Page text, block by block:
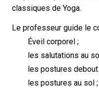
classiques de Yoga.
Le professeur guide le
Éveil corporel ;
les salutations au
les postures debout
les postures au sol ;